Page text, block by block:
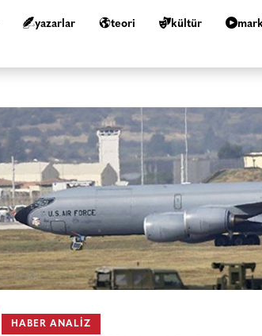
yazarlar teori kültür
HABER ANALIZ